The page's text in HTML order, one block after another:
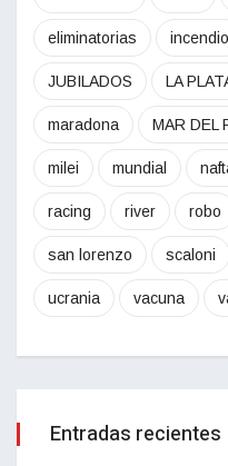
eliminatorias incendio
JUBILADOS LA
maradona MAR DEL
milei mundial
racing river robo
san lorenzo scaloni
ucrania vacuna
Entradas recientes